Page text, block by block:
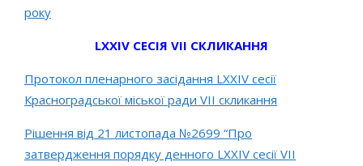
року
LXXІV СЕСІЯ VII СКЛИКАННЯ
Протокол пленарного засідання LХХІV сесії
Красноградської міської ради VІІ скликання
Рішення від 21 листопада №2699 “Про
затвердження порядку денного LХХІV сесії VІІ